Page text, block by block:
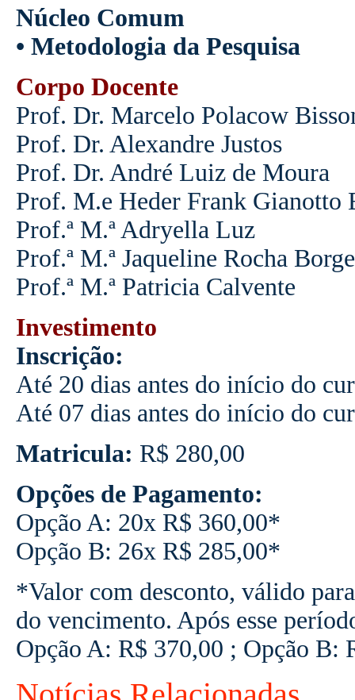
Núcleo Comum
• Metodologia da Pesquisa
Corpo Docente
Prof. Dr. Marcelo Polacow
Prof. Dr. Alexandre Justos
Prof. Dr. André Luiz de Moura
Prof. M.e Heder Frank Gianotto
Prof.ª M.ª Adryella Luz
Prof.ª M.ª Jaqueline Rocha
Prof.ª M.ª Patricia Calvente
Investimento
Inscrição:
Até 20 dias antes do início do
Até 07 dias antes do início do
Matricula: R$ 280,00
Opções de Pagamento:
Opção A: 20x R$ 360,00*
Opção B: 26x R$ 285,00*
*Valor com desconto, válido
do vencimento. Após esse
Opção A: R$ 370,00 ; Opção B: